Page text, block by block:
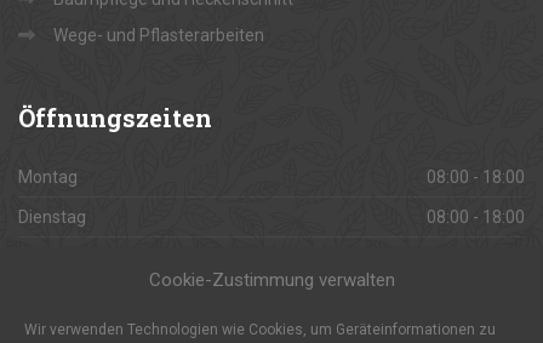
Cookie-Zustimmung verwalten
Wir verwenden Technologien wie Cookies, um Geräteinformationen zu
Wege- und Pflasterarbeiten
Öffnungszeiten
Montag 08:00 - 18:00
Dienstag 08:00 - 18:00
Freitag 08:00 - 18:00